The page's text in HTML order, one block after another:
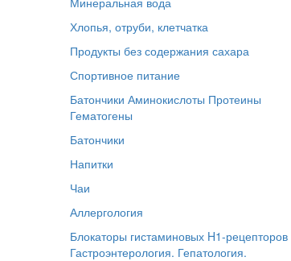
Хлопья, отруби, клетчатка
Продукты без содержания сахара
Спортивное питание
Батончики Аминокислоты Протеины
Гематогены
Батончики
Напитки
Чаи
Аллергология
Блокаторы гистаминовых H1-рецепторов
Гастроэнтерология. Гепатология.